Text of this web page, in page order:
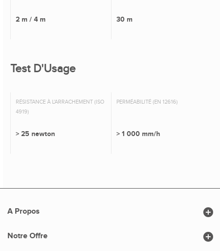
2 m / 4 m 30 m
Test D'Usage
RÉSISTANCE À L'ARRACHEMENT (ISO
4919)
> 25 newton
PERMÉABILITÉ (EN 12616)
> 1 000 mm/h
A Propos 
Notre Offre 